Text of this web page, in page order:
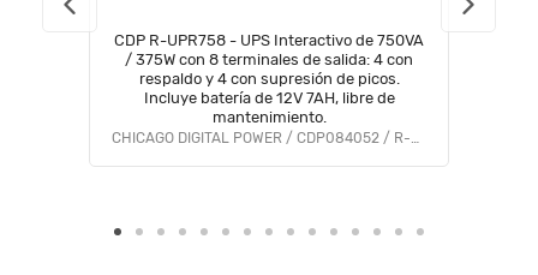
CDP R-UPR758 - UPS Interactivo de 750VA
/ 375W con 8 terminales de salida: 4 con
respaldo y 4 con supresión de picos.
Incluye batería de 12V 7AH, libre de
mantenimiento.
CHICAGO DIGITAL POWER / CDP084052 / R-UPR758